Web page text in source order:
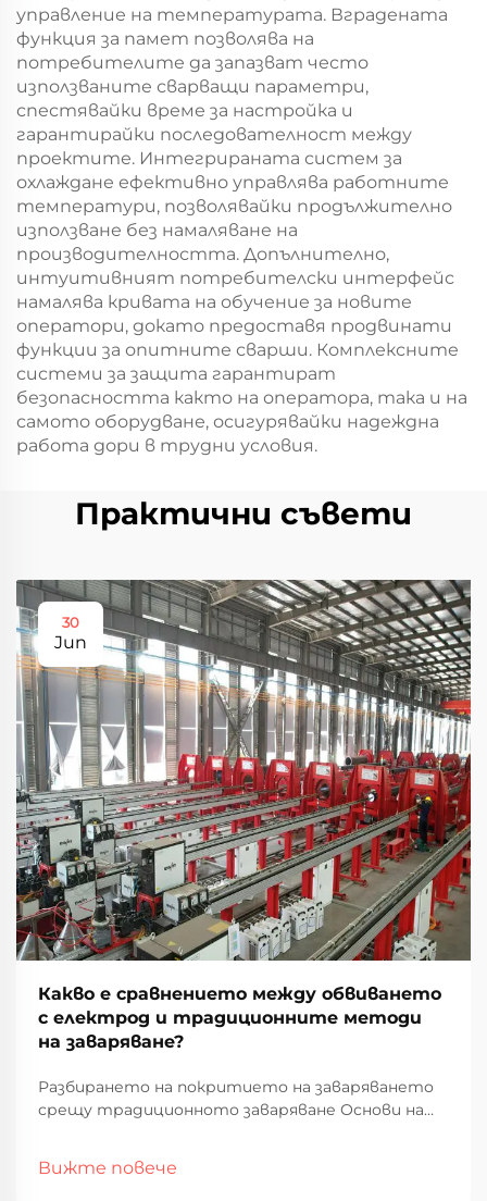
управление на температурата. Вградената
функция за памет позволява на
потребителите да запазват често
използваните сварващи параметри,
спестявайки време за настройка и
гарантирайки последователност между
проектите. Интегрираната систем за
охлаждане ефективно управлява работните
температури, позволявайки продължително
използване без намаляване на
производителността. Допълнително,
интуитивният потребителски интерфейс
намалява кривата на обучение за новите
оператори, докато предоставя продвинати
функции за опитните сварши. Комплексните
системи за защита гарантират
безопасността както на оператора, така и на
самото оборудване, осигурявайки надеждна
работа дори в трудни условия.
Практични съвети
30
Jun
Какво е сравнението между обвиването
с електрод и традиционните методи
на заваряване?
Разбирането на покритието на заваряването
срещу традиционното заваряване Основи на
Вижте повече